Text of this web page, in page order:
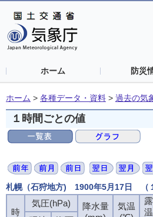
ホーム 防災
ホーム > 各種データ・資料 > 過去の気
１時間ごとの値
札幌（石狩地方) 1900年5月17日 （１
時
気圧(hPa)
降水量
気温
時
気圧(hPa)
降水量
気温
時
気圧(hPa)
降水量
気温
時
気圧(hPa)
降水量
気温